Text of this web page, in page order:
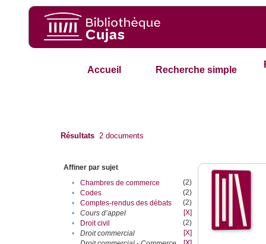
Accueil Recherche simple
Résultats 2 documents
Affiner par sujet
•
Chambres de commerce
(2)
•
Codes
(2)
•
Comptes-rendus des débats
(2)
•
Cours d’appel
[X]
•
Droit civil
(2)
•
Droit commercial
[X]